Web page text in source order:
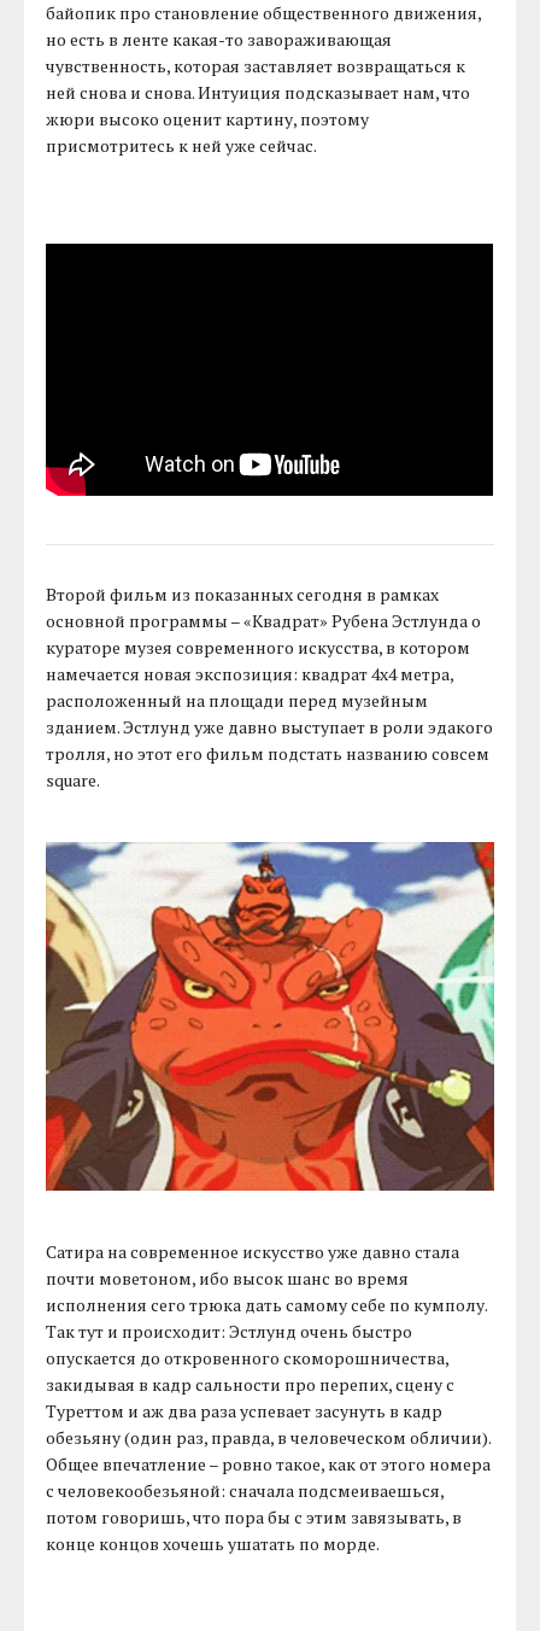
байопик про становление общественного движения,
но есть в ленте какая-то завораживающая
чувственность, которая заставляет возвращаться к
ней снова и снова. Интуиция подсказывает нам, что
жюри высоко оценит картину, поэтому
присмотритесь к ней уже сейчас.
Второй фильм из показанных сегодня в рамках
основной программы – «Квадрат» Рубена Эстлунда о
кураторе музея современного искусства, в котором
намечается новая экспозиция: квадрат 4х4 метра,
расположенный на площади перед музейным
зданием. Эстлунд уже давно выступает в роли эдакого
тролля, но этот его фильм подстать названию совсем
square.
Сатира на современное искусство уже давно стала
почти моветоном, ибо высок шанс во время
исполнения сего трюка дать самому себе по кумполу.
Так тут и происходит: Эстлунд очень быстро
опускается до откровенного скоморошничества,
закидывая в кадр сальности про перепих, сцену с
Туреттом и аж два раза успевает засунуть в кадр
обезьяну (один раз, правда, в человеческом обличии).
Общее впечатление – ровно такое, как от этого номера
с человекообезьяной: сначала подсмеиваешься,
потом говоришь, что пора бы с этим завязывать, в
конце концов хочешь ушатать по морде.